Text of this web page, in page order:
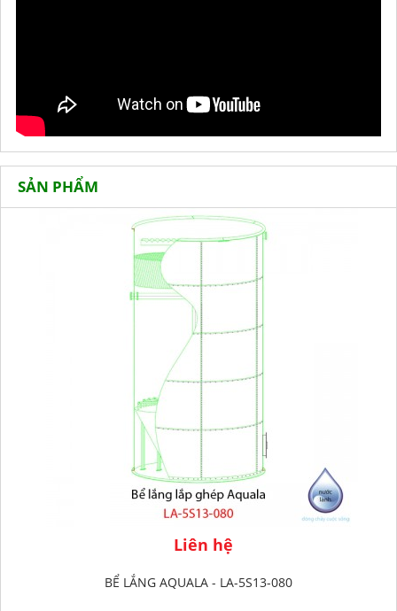
SẢN PHẨM
Liên hệ
BỂ LẮNG AQUALA - LA-5S13-080